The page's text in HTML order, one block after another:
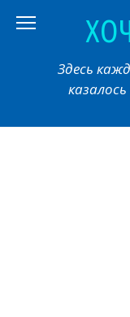
Здесь